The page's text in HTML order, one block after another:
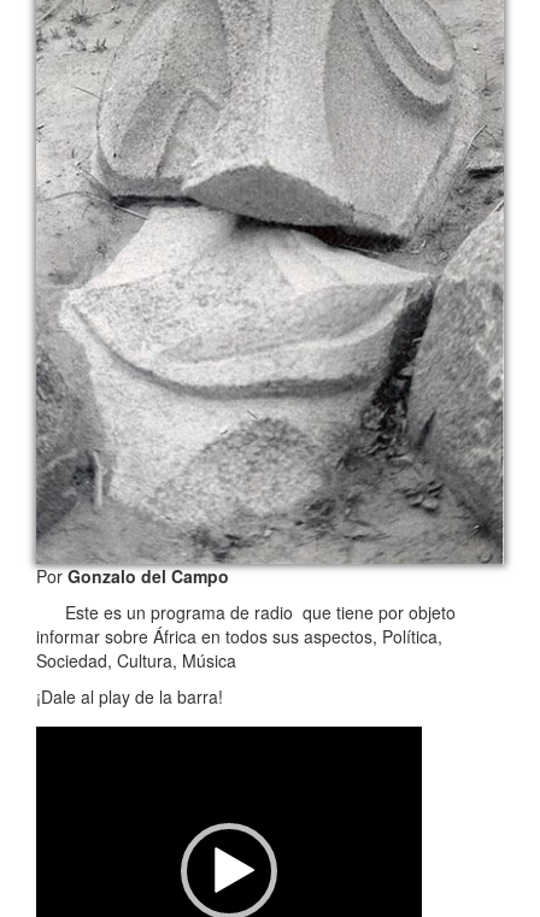
PorGonzalo del Campo
Este es un programa de radio que tiene por objeto
informar sobre África en todos sus aspectos, Política,
Sociedad, Cultura, Música
¡Dale al play de la barra!